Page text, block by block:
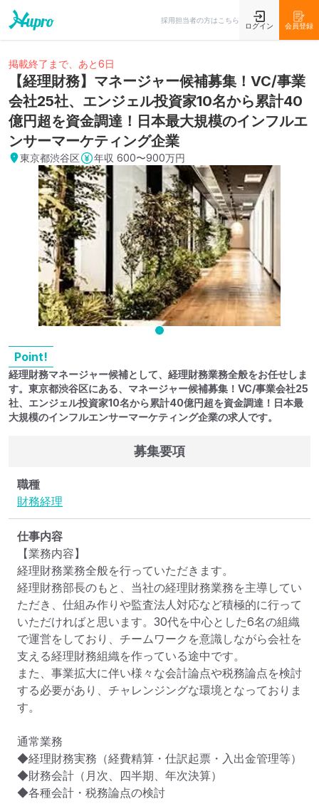
採用担当者の方はこちら
ログイン 会員登録
掲載終了まで、あと6日
【経理財務】マネージャー候補募集！VC/事業
会社25社、エンジェル投資家10名から累計40
億円超を資金調達！日本最大規模のインフルエ
ンサーマーケティング企業
東京都渋谷区 年収 600〜900万円
Point!
経理財務マネージャー候補として、経理財務業務全般をお任せしま
す。東京都渋谷区にある、マネージャー候補募集！VC/事業会社25
社、エンジェル投資家10名から累計40億円超を資金調達！日本最
大規模のインフルエンサーマーケティング企業の求人です。
募集要項
職種
財務経理
仕事内容
【業務内容】
経理財務業務全般を行っていただきます。
経理財務部長のもと、当社の経理財務業務を主導してい
ただき、仕組み作りや監査法人対応など積極的に行って
いただければと思います。30代を中心とした6名の組織
で運営をしており、チームワークを意識しながら会社を
支える経理財務組織を作っている途中です。
また、事業拡大に伴い様々な会計論点や税務論点を検討
する必要があり、チャレンジングな環境となっておりま
す。
通常業務
◆経理財務実務（経費精算・仕訳起票・入出金管理等）
◆財務会計（月次、四半期、年次決算）
◆各種会計・税務論点の検討